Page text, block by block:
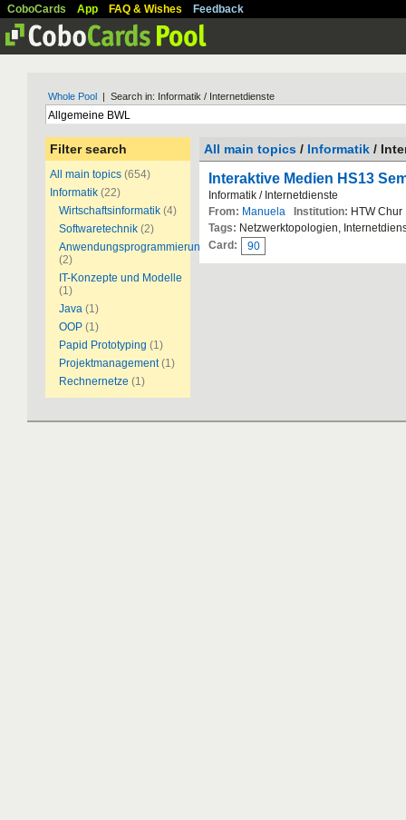
CoboCards App FAQ & Wishes Feedback
Whole Pool | Search in: Informatik / Internetdienste
Filter search
All main topics (654)
Informatik (22)
Wirtschaftsinformatik (4)
Softwaretechnik (2)
Anwendungsprogrammierung
(2)
IT-Konzepte und Modelle
(1)
Java (1)
OOP (1)
Papid Prototyping (1)
Projektmanagement (1)
Rechnernetze (1)
All main topics / Informatik /
Interaktive Medien HS13
Informatik / Internetdienste
From: Manuela Institution: HTW Chur
Tags: Netzwerktopologien,
Card:
90